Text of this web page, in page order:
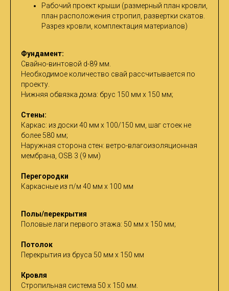
Рабочий проект крыши (размерный план кровли,
план расположения стропил, развертки скатов.
Разрез кровли, комплектация материалов)
Фундамент:
Cвайно-винтовой d-89 мм.
Необходимое количество свай рассчитывается по
проекту.
Нижняя обвязка дома: брус 150 мм х 150 мм;
Стены:
Каркас: из доски 40 мм х 100/150 мм, шаг стоек не
более 580 мм;
Наружная сторона стен: ветро-влагоизоляционная
мембрана, OSB 3 (9 мм)
Перегородки
Каркасные из п/м 40 мм х 100 мм
Полы/перекрытия
Половые лаги первого этажа: 50 мм х 150 мм;
Потолок
Перекрытия из бруса 50 мм х 150 мм
Кровля
Стропильная система 50 х 150 мм.